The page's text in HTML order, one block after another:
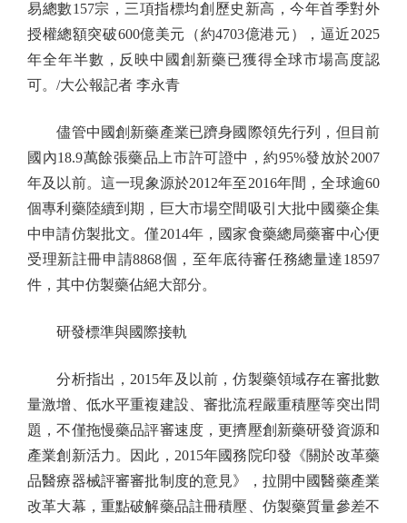
易總數157宗，三項指標均創歷史新高，今年首季對外
授權總額突破600億美元（約4703億港元），逼近2025
年全年半數，反映中國創新藥已獲得全球市場高度認
可。/大公報記者 李永青
儘管中國創新藥產業已躋身國際領先行列，但目前
國內18.9萬餘張藥品上市許可證中，約95%發放於2007
年及以前。這一現象源於2012年至2016年間，全球逾60
個專利藥陸續到期，巨大市場空間吸引大批中國藥企集
中申請仿製批文。僅2014年，國家食藥總局藥審中心便
受理新註冊申請8868個，至年底待審任務總量達18597
件，其中仿製藥佔絕大部分。
研發標準與國際接軌
分析指出，2015年及以前，仿製藥領域存在審批數
量激增、低水平重複建設、審批流程嚴重積壓等突出問
題，不僅拖慢藥品評審速度，更擠壓創新藥研發資源和
產業創新活力。因此，2015年國務院印發《關於改革藥
品醫療器械評審審批制度的意見》，拉開中國醫藥產業
改革大幕，重點破解藥品註冊積壓、仿製藥質量參差不